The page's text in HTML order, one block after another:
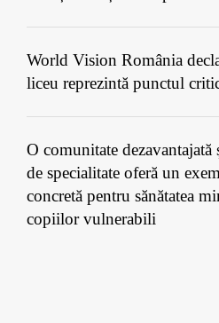
World Vision România
liceu reprezintă punctul
O comunitate
de specialitate oferă un
concretă pentru sănătatea
copiilor vulnerabili